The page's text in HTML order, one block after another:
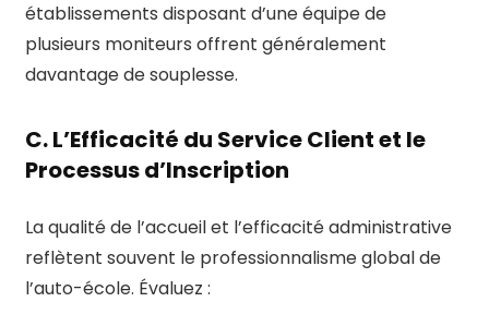
établissements disposant d’une équipe de
plusieurs moniteurs offrent généralement
davantage de souplesse.
C. L’Efficacité du Service Client et le
Processus d’Inscription
La qualité de l’accueil et l’efficacité administrative
reflètent souvent le professionnalisme global de
l’auto-école. Évaluez :